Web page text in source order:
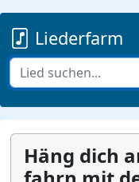
Liederfarm
Häng dich